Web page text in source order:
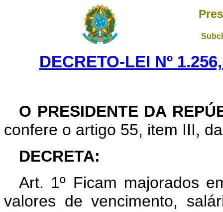
DECRETO-LEI Nº
O PRESIDENTE DA
confere o artigo 55, item III,
DECRETA:
Art. 1º Ficam majorados
valores de vencimento,